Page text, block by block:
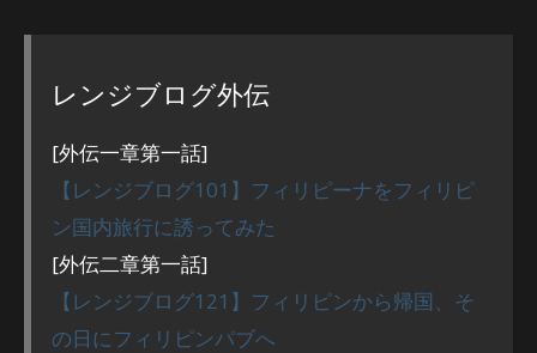
レンジブログ外伝
[外伝一章第一話]
【レンジブログ101】フィリピーナをフィリピ
ン国内旅行に誘ってみた
[外伝二章第一話]
【レンジブログ121】フィリピンから帰国、そ
の日にフィリピンパブへ